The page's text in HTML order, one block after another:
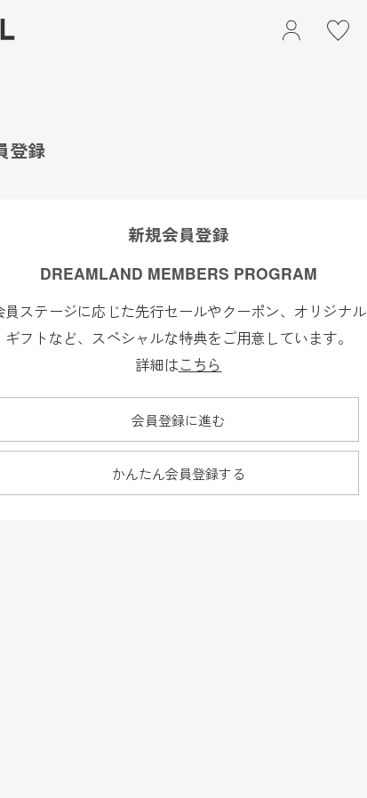
登録
新規会員登録
DREAMLAND MEMBERS PROGRAM
員ステージに応じた先行セールやクーポン、オリジナル
ギフトなど、スペシャルな特典をご用意しています。
詳細はこちら
会員登録に進む
かんたん会員登録する